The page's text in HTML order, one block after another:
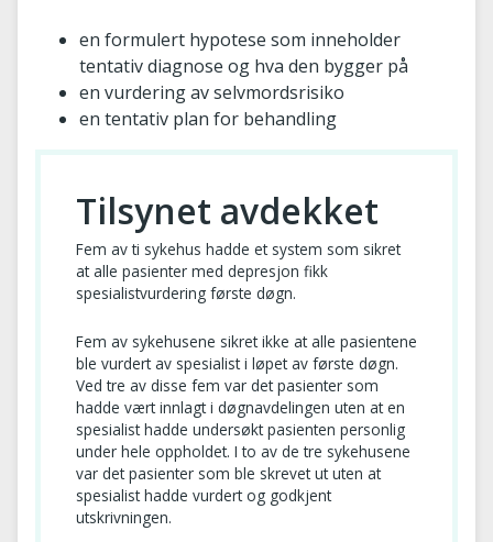
en formulert hypotese som inneholder
tentativ diagnose og hva den bygger på
en vurdering av selvmordsrisiko
en tentativ plan for behandling
Tilsynet avdekket
Fem av ti sykehus hadde et system som sikret
at alle pasienter med depresjon fikk
spesialistvurdering første døgn.
Fem av sykehusene sikret ikke at alle pasientene
ble vurdert av spesialist i løpet av første døgn.
Ved tre av disse fem var det pasienter som
hadde vært innlagt i døgnavdelingen uten at en
spesialist hadde undersøkt pasienten personlig
under hele oppholdet. I to av de tre sykehusene
var det pasienter som ble skrevet ut uten at
spesialist hadde vurdert og godkjent
utskrivningen.